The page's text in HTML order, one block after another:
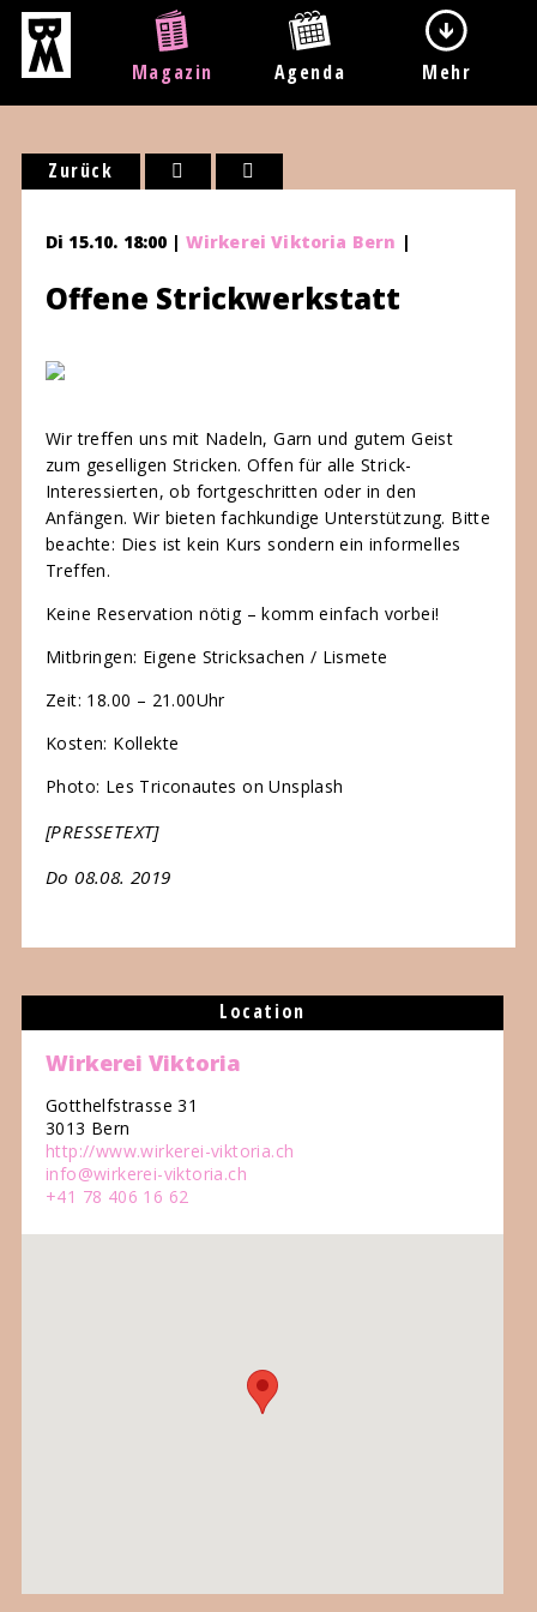
Magazin Agenda Mehr
Zurück
Di 15.10. 18:00 | Wirkerei Viktoria Bern |
Offene Strickwerkstatt
Wir treffen uns mit Nadeln, Garn und gutem Geist
zum geselligen Stricken. Offen für alle Strick-
Interessierten, ob fortgeschritten oder in den
Anfängen. Wir bieten fachkundige Unterstützung. Bitte
beachte: Dies ist kein Kurs sondern ein informelles
Treffen.
Keine Reservation nötig – komm einfach vorbei!
Mitbringen: Eigene Stricksachen / Lismete
Zeit: 18.00 – 21.00Uhr
Kosten: Kollekte
Photo: Les Triconautes on Unsplash
[PRESSETEXT]
Do 08.08. 2019
Location
Wirkerei Viktoria
Gotthelfstrasse 31
3013 Bern
http://www.wirkerei-viktoria.ch
info@wirkerei-viktoria.ch
+41 78 406 16 62